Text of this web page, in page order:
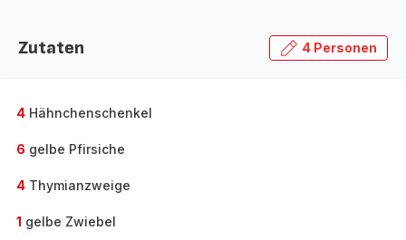
Zutaten 4 Personen
4 Hähnchenschenkel
6 gelbe Pfirsiche
4 Thymianzweige
1 gelbe Zwiebel